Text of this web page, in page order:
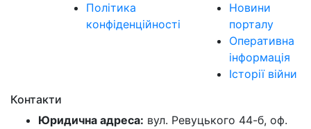
Політика
конфіденційності
Новини
порталу
Оперативна
інформація
Історії війни
Контакти
Юридична адреса: вул. Ревуцького 44-б, оф.